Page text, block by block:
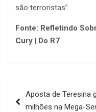
são terroristas”.
Fonte: Refletindo
Cury | Do R7
de
Aposta de Teresina
milhões na Mega-